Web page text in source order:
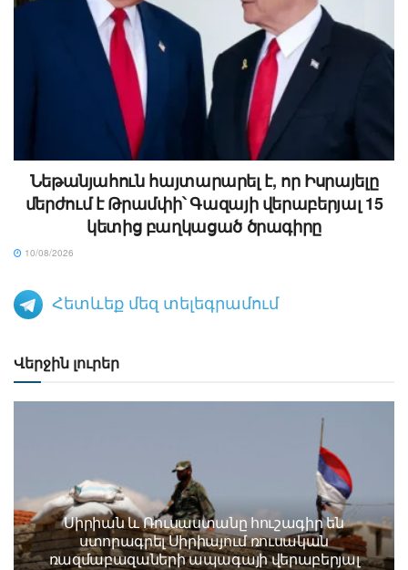
Նեթանյահուն հայտարարել է, որ Իսրայելը
մերժում է Թրամփի՝ Գազայի վերաբերյալ 15
կետից բաղկացած ծրագիրը
10/08/2026
Հետևեք մեզ տելեգրամում
Վերջին լուրեր
Սիրիան և Ռուսաստանը հուշագիր են
ստորագրել Սիրիայում ռուսական
ռազմաբազաների ապագայի վերաբերյալ